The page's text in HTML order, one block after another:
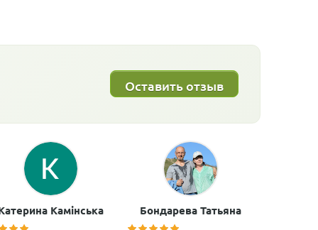
Оставить отзыв
Камінська Бондарева Татьяна